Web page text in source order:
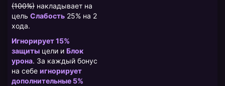
(100%) накладывает на
цель Слабость 25% на 2
хода.
Игнорирует 15%
защиты цели и Блок
урона. За каждый бонус
на себе игнорирует
дополнительные 5%